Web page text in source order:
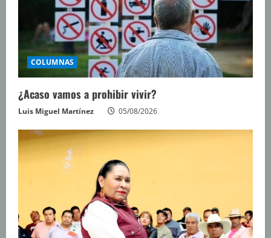
COLUMNAS
¿Acaso vamos a prohibir vivir?
Luis Miguel Martínez 05/08/2026